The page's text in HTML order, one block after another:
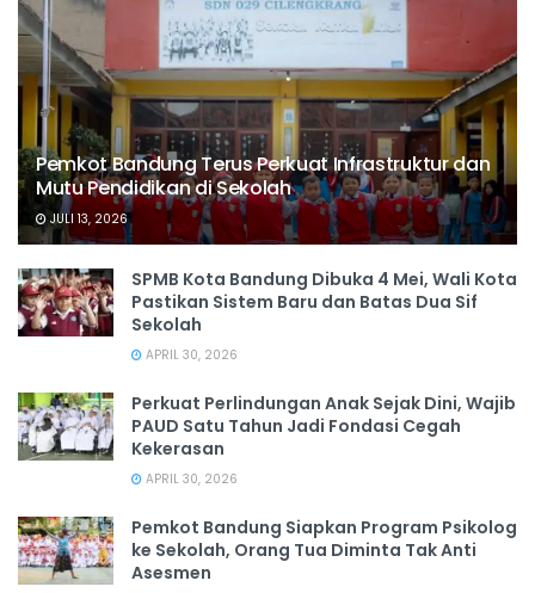
Pemkot Bandung Terus Perkuat Infrastruktur dan
Mutu Pendidikan di Sekolah
JULI 13, 2026
SPMB Kota Bandung Dibuka 4 Mei, Wali Kota
Pastikan Sistem Baru dan Batas Dua Sif
Sekolah
APRIL 30, 2026
Perkuat Perlindungan Anak Sejak Dini, Wajib
PAUD Satu Tahun Jadi Fondasi Cegah
Kekerasan
APRIL 30, 2026
Pemkot Bandung Siapkan Program Psikolog
ke Sekolah, Orang Tua Diminta Tak Anti
Asesmen